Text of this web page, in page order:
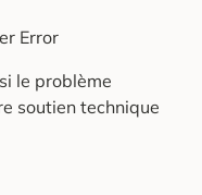
Error
le problème
soutien technique